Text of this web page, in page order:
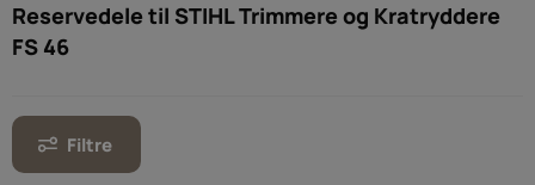
Reservedele til STIHL Trimmere og Kratryddere
FS 46
Filtre